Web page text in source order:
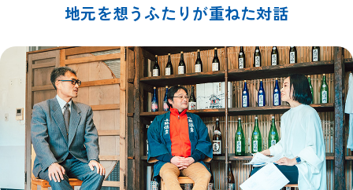
地元を想うふたりが重ねた対話